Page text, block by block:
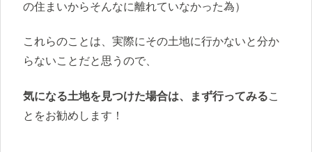
の住まいからそんなに離れていなかった為）
これらのことは、実際にその土地に行かないと分か
らないことだと思うので、
気になる土地を見つけた場合は、まず行ってみるこ
とをお勧めします！